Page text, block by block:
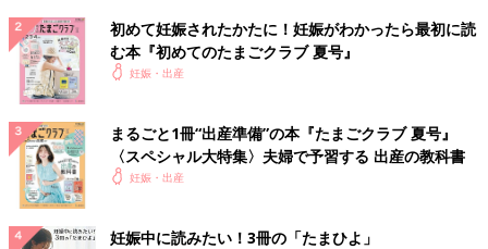
初めて妊娠されたかたに！妊娠がわかったら最初に読
む本『初めてのたまごクラブ 夏号』
妊娠・出産
まるごと1冊“出産準備”の本『たまごクラブ 夏号』
〈スペシャル大特集〉夫婦で予習する 出産の教科書
妊娠・出産
妊娠中に読みたい！3冊の「たまひよ」